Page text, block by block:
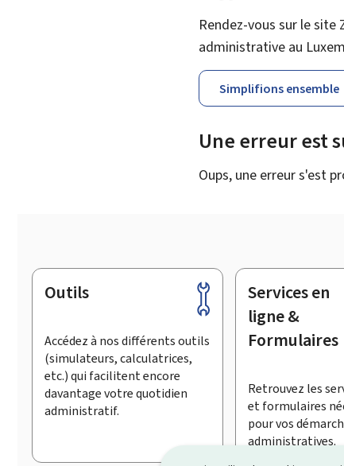
Rendez-vous sur le
administrative au
Simplifions ensemble
Une erreur est
Oups, une erreur s'est
Pied
page
Outils
Accédez à nos différents outils
(simulateurs, calculatrices,
etc.) qui facilitent encore
davantage votre quotidien
administratif.
Services en
ligne &
Formulaires
Retrouvez les
et formulaires
pour vos
administratives.